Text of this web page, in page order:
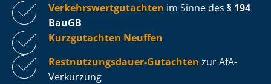
Ver­kehrs­wert­gut­ach­ten im Sinne des § 194
BauGB
Kurzgutachten Neuffen
Rest­nut­zungs­dau­er-Gutachten zur AfA-
Verkürzung